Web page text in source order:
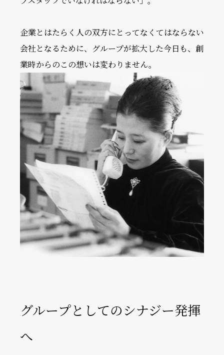
企業とはたらく人の双方にとってなくてはならない
会社となるために、グループが拡大した今日も、創
業時からのこの想いは変わりません。
グループとしてのシナジー発揮
へ